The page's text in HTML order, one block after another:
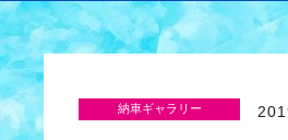
納車ギャラリー